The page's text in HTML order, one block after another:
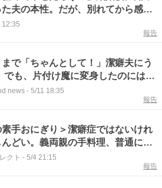
夫の本性。だが、別れてから感じ
正体
12:35
報告
で「ちゃんとして！」潔癖夫にう
でも、片付け魔に変身したのには
ケ』が
news - 5/11 18:35
報告
素手おにぎり＞潔癖症ではないけれ
んどい。義両親の手料理、普通に食
？
クト - 5/4 21:15
報告